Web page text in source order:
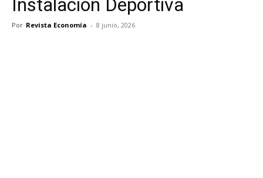
Instalación Deportiva
Por Revista Economía - 8 junio, 2026